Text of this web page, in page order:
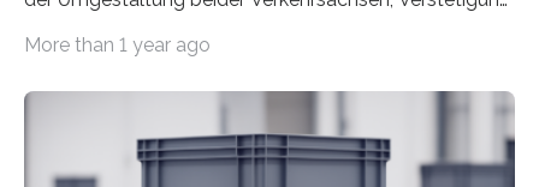
fördern sowie die Wohn- und Aufenthaltsqualität zu
an der Achse Kettenhofweg/Robert-Mayer-Straße
durch. Wie diese angenommen werden und was sie
More than 1 year ago